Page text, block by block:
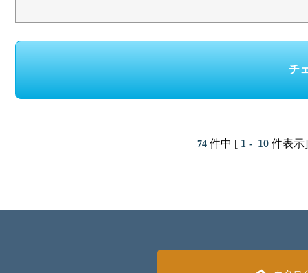
74件中 [ 1 - 10件表示]